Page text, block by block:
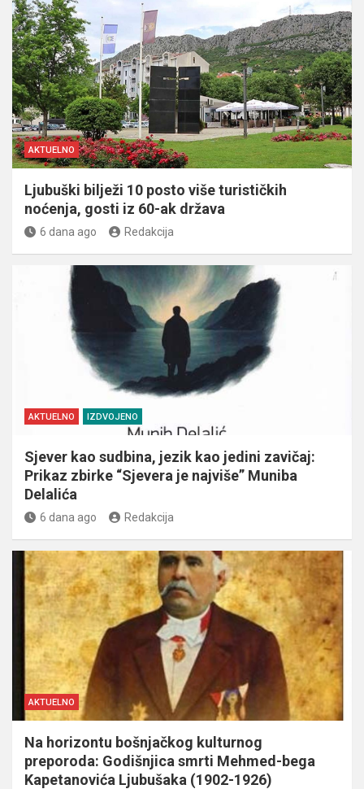
AKTUELNO
Ljubuški bilježi 10 posto više turističkih
noćenja, gosti iz 60-ak država
6 dana ago Redakcija
AKTUELNO IZDVOJENO
Sjever kao sudbina, jezik kao jedini zavičaj:
Prikaz zbirke “Sjevera je najviše” Muniba
Delalića
6 dana ago Redakcija
AKTUELNO
Na horizontu bošnjačkog kulturnog
preporoda: Godišnjica smrti Mehmed-bega
Kapetanovića Ljubušaka (1902-1926)